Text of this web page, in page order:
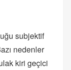
subjektif
nedenler
kiri geçici